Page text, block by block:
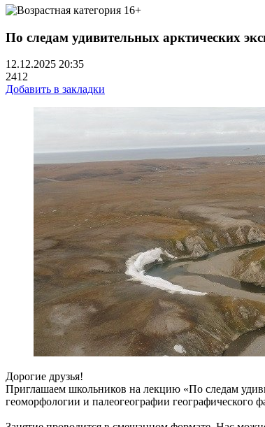
По следам удивительных арктических
12.12.2025 20:35
2412
Добавить в закладки
Дорогие друзья!
Приглашаем школьников на лекцию «По следам
геоморфологии и палеогеографии